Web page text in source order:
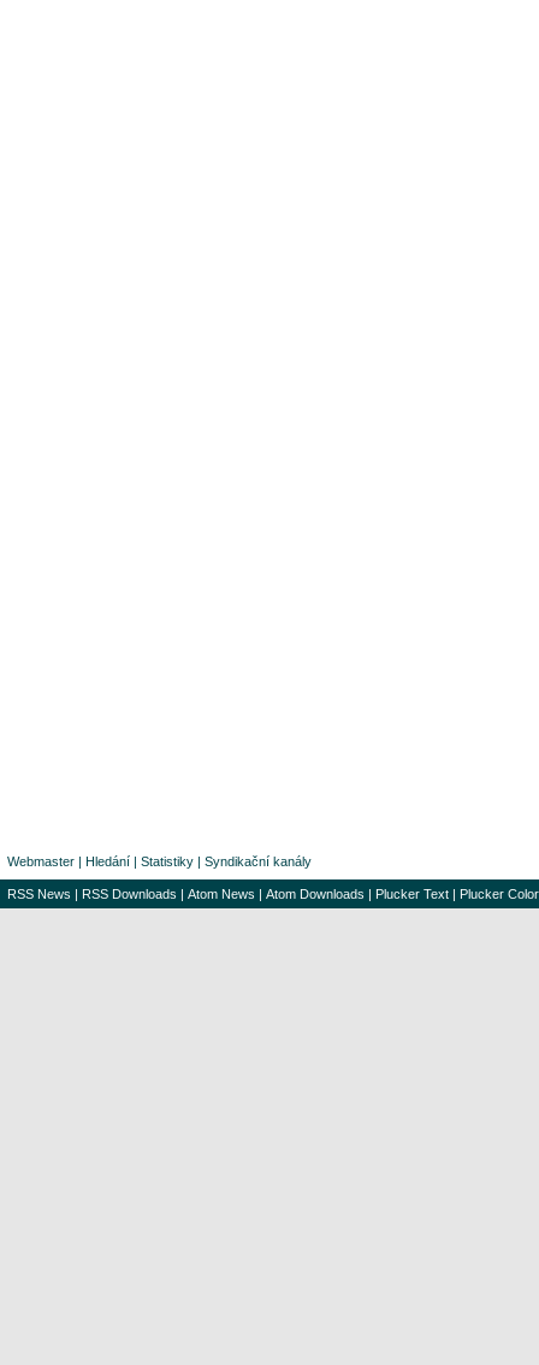
Webmaster | Hledání | Statistiky | Syndikační kanály
RSS News | RSS Downloads | Atom News | Atom Downloads | Plucker Text | Plucker Color